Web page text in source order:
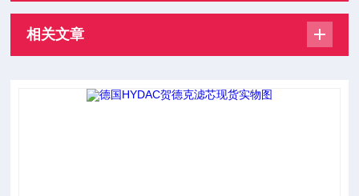
相关文章